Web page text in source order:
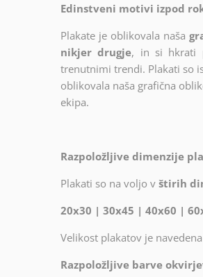
Edinstveni motivi izpod
Plakate je oblikovala naša
nikjer drugje, in si hkrati
trenutnimi trendi. Plakati so
oblikovala naša grafična
ekipa.
Razpoložljive dimenzije
Plakati so na voljo v štirih
20x30 | 30x45 | 40x60 |
Velikost plakatov je
Razpoložljive barve